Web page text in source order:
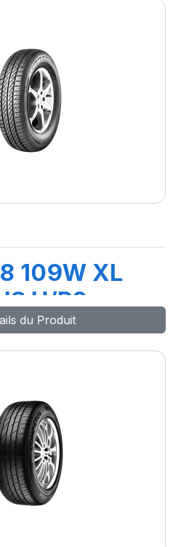
109W XL
H/P2
du Produit